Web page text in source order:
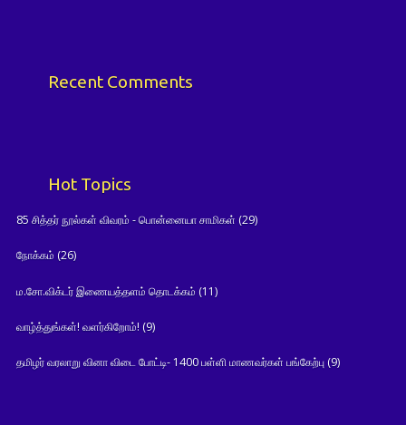
Recent Comments
Hot Topics
85 சித்தர் நூல்கள் விவரம் - பொன்னையா சாமிகள் (29)
நோக்கம் (26)
ம.சோ.விக்டர் இணையத்தளம் தொடக்கம் (11)
வாழ்த்துங்கள்! வளர்கிறோம்! (9)
தமிழர் வரலாறு வினா விடை போட்டி- 1400 பள்ளி மாணவர்கள் பங்கேற்பு(9)